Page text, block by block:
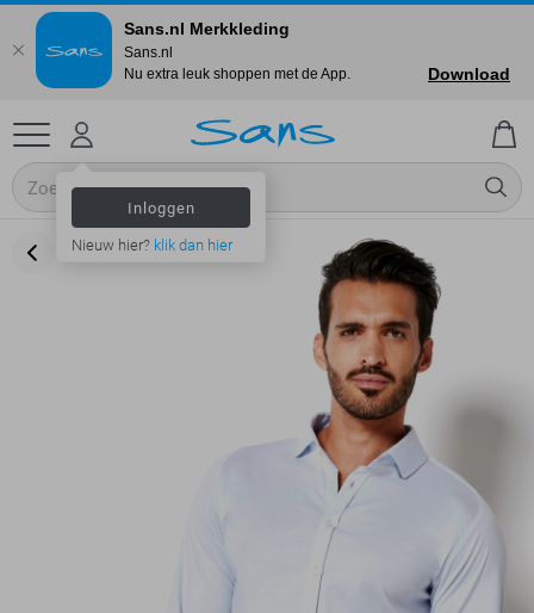
Inloggen
Nieuw hier? klik dan hier
Sans.nl Merkkleding
Sans.nl
Nu extra leuk shoppen met de App.
Download